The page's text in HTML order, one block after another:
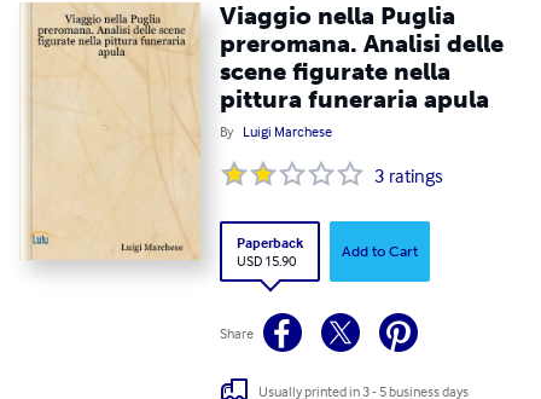
Viaggio nella Puglia
preromana. Analisi delle
scene figurate nella
pittura funeraria apula
By Luigi Marchese
3 ratings
Paperback
USD 15.90
Add to Cart
Share
Usually printed in 3 - 5 business days